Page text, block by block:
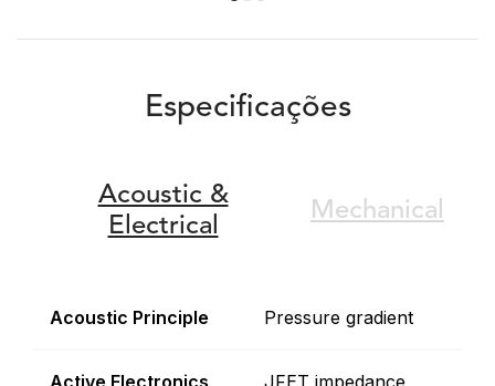
Especificações
Acoustic &
Electrical
Mechanical
Acoustic Principle Pressure gradient